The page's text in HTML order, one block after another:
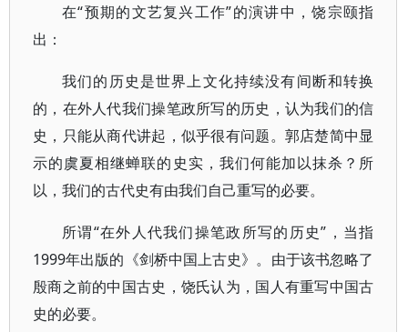
在“预期的文艺复兴工作”的演讲中，饶宗颐指
出：
我们的历史是世界上文化持续没有间断和转换
的，在外人代我们操笔政所写的历史，认为我们的信
史，只能从商代讲起，似乎很有问题。郭店楚简中显
示的虞夏相继蝉联的史实，我们何能加以抹杀？所
以，我们的古代史有由我们自己重写的必要。
所谓“在外人代我们操笔政所写的历史”，当指
1999年出版的《剑桥中国上古史》。由于该书忽略了
殷商之前的中国古史，饶氏认为，国人有重写中国古
史的必要。